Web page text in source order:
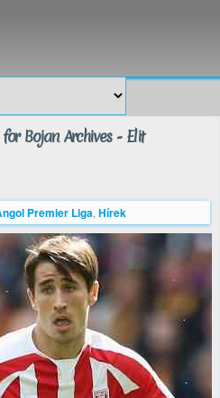
Bojan Archives - Elit
Premier Liga, Hírek